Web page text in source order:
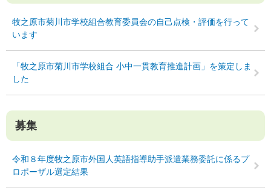
牧之原市菊川市学校組合教育委員会の自己点検・評価を行って
います
「牧之原市菊川市学校組合 小中一貫教育推進計画」を策定しま
した
募集
令和８年度牧之原市外国人英語指導助手派遣業務委託に係るプ
ロポーザル選定結果